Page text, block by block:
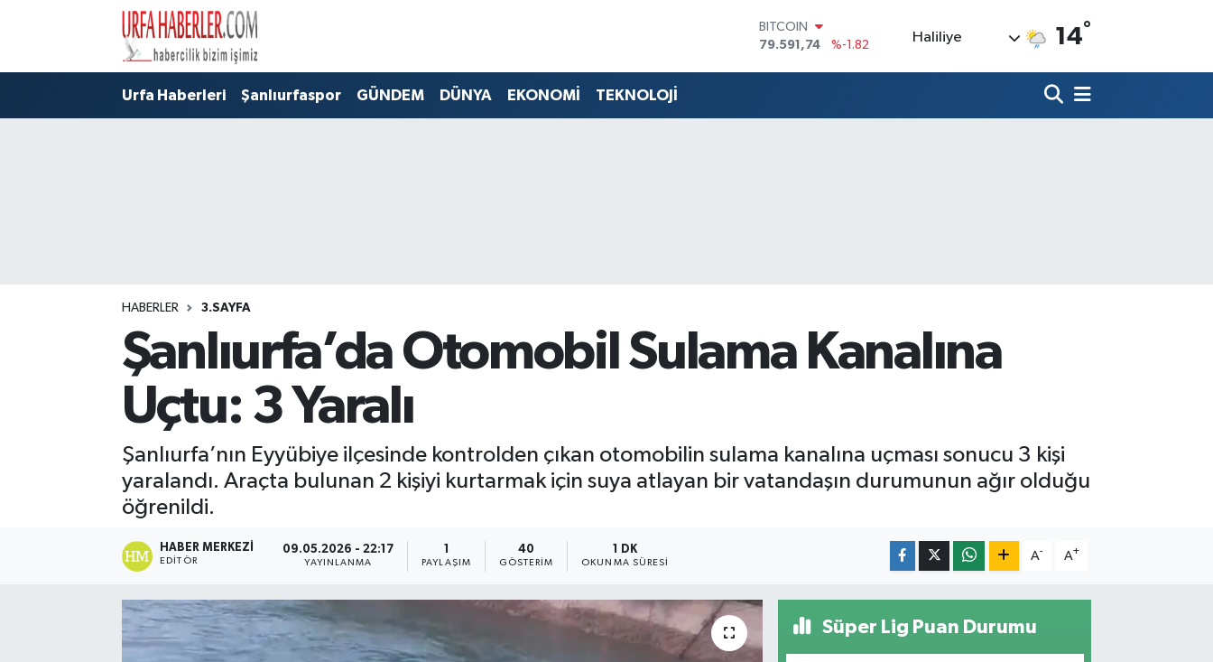
DOLAR
45,43620
%0.02
61,60380
%0.18
Haliliye 14°
Urfa Haberleri Şanlıurfaspor GÜNDEM DÜNYA EKONOMİ TEKNOLOJİ
HABERLER 3.SAYFA
Şanlıurfa’da Otomobil Sulama Kanalına
Uçtu: 3 Yaralı
Şanlıurfa’nın Eyyübiye ilçesinde kontrolden çıkan otomobilin sulama kanalına uçması sonucu 3 kişi
yaralandı. Araçta bulunan 2 kişiyi kurtarmak için suya atlayan bir vatandaşın durumunun ağır olduğu
öğrenildi.
HABER MERKEZI
EDITÖR
09.05.2026 - 22:17
YAYINLANMA PAYLAŞIM
40
GÖSTERIM
1 DK
OKUNMA SÜRESI
A- A+
Süper Lig Puan Durumu
Şanlıurfa Nöbetçi Eczaneler
Son Dakika Haberleri
Haber Arşivi